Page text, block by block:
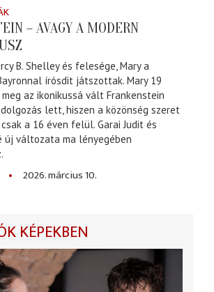
– AVAGY A MODERN
B. Shelley és felesége, Mary a
írósdit játszottak. Mary 19
az ikonikussá vált Frankenstein
lett, hiszen a közönség szeret
a 16 éven felül. Garai Judit és
új változata ma lényegében
2026. március 10.
KÉPEKBEN